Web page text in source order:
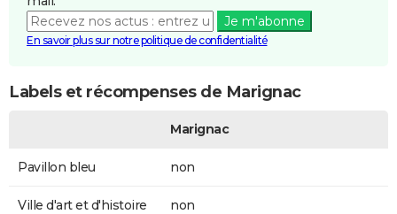
Je m'abonne
En savoir plus sur notre politique de confidentialité
Labels et récompenses de Marignac
Marignac
Pavillon bleu non
Ville d'art et d'histoire non